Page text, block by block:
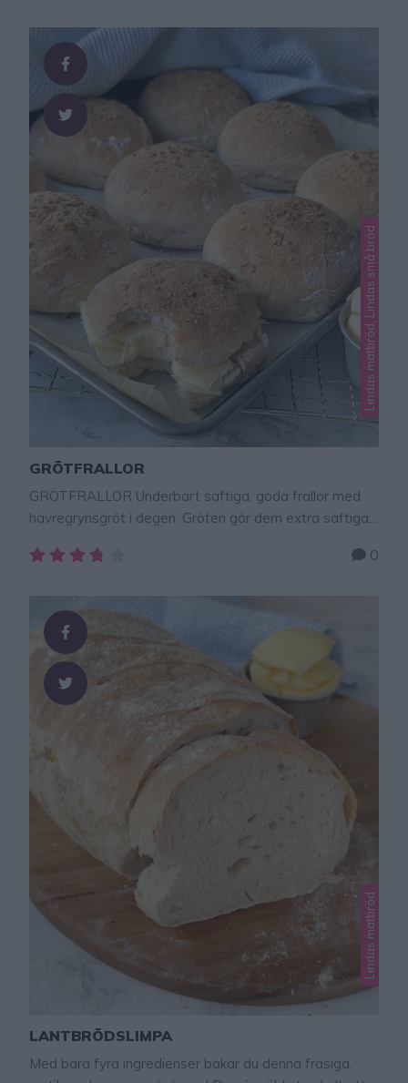
Lindas matbröd, Lindas små bröd
GRÖTFRALLOR
GRÖTFRALLOR Underbart saftiga, goda frallor med
havregrynsgröt i degen. Gröten gör dem extra saftiga
jäser i kylen över natten – klicka här för recept! Degen
ställ den i kylen och ta fram den när frallorna ska bakas
ut. Eller forma …
0
Lindas matbröd
LANTBRÖDSLIMPA
Med bara fyra ingredienser bakar du denna frasiga,